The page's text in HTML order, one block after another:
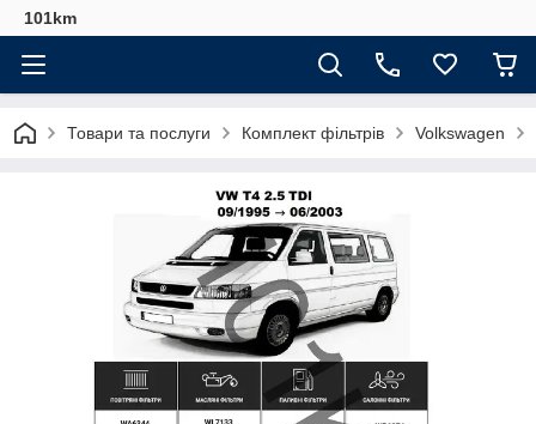
101km
Товари та послуги Комплект фільтрів Volkswagen